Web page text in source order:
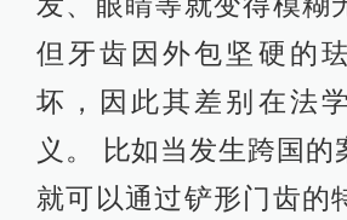
但牙齿因外包坚硬的
坏，因此其差别在法
义。 比如当发生跨国的
就可以通过铲形门齿的